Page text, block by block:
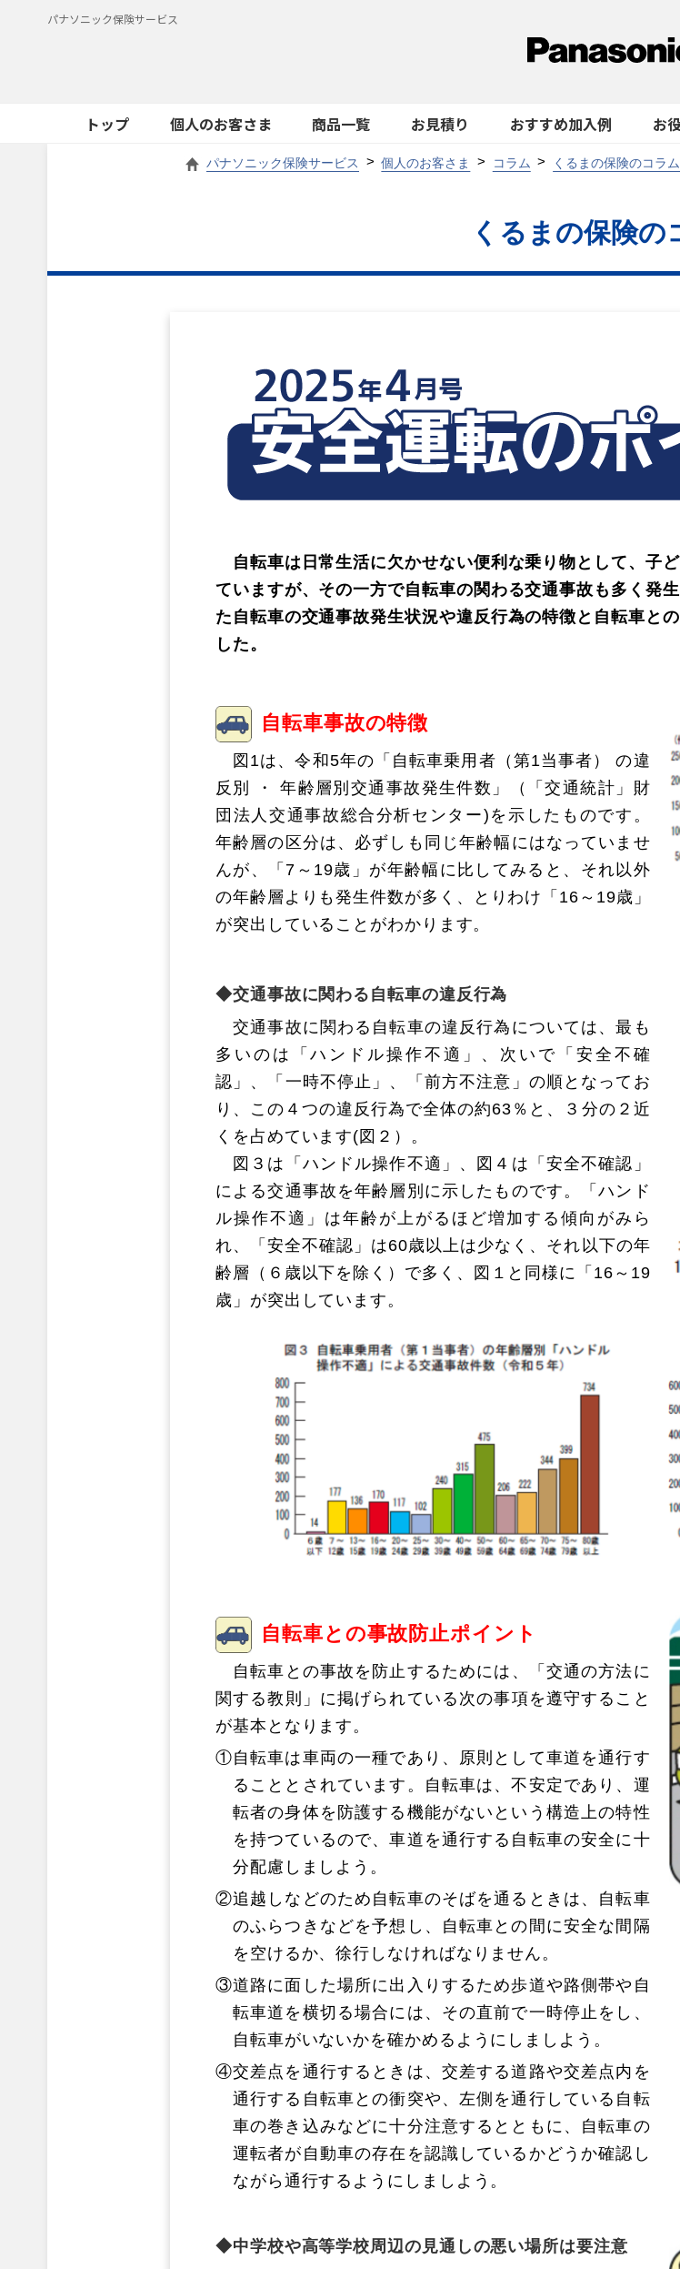
パナソニック保険サービス
トップ 個人のお客さま 商品一覧 お見積り おすすめ加入例 お
パナソニック保険サービス 個人のお客さま コラム くるまの保険のコラム
くるまの保険の
自転車は日常生活に欠かせない便利な乗り物として、子
ていますが、その一方で自転車の関わる交通事故も多く発
た自転車の交通事故発生状況や違反行為の特徴と自転車と
した。
自転車事故の特徴
図1は、令和5年の「自転車乗用者（第1当事者） の違
反別 ・ 年齢層別交通事故発生件数」（「交通統計」財
団法人交通事故総合分析センター)を示したものです。
年齢層の区分は、必ずしも同じ年齢幅にはなっていませ
んが、「7～19歳」が年齢幅に比してみると、それ以外
の年齢層よりも発生件数が多く、とりわけ「16～19歳」
が突出していることがわかります。
交通事故に関わる自転車の違反行為
交通事故に関わる自転車の違反行為については、最も
多いのは「ハンドル操作不適」、次いで「安全不確
認」、「一時不停止」、「前方不注意」の順となってお
り、この４つの違反行為で全体の約63％と、３分の２近
くを占めています(図２）。
図３は「ハンドル操作不適」、図４は「安全不確認」
による交通事故を年齢層別に示したものです。「ハンド
ル操作不適」は年齢が上がるほど増加する傾向がみら
れ、「安全不確認」は60歳以上は少なく、それ以下の年
齢層（６歳以下を除く）で多く、図１と同様に「16～19
歳」が突出しています。
自転車との事故防止ポイント
自転車との事故を防止するためには、「交通の方法に
関する教則」に掲げられている次の事項を遵守すること
が基本となります。
①自転車は車両の一種であり、原則として車道を通行す
ることとされています。自転車は、不安定であり、運
転者の身体を防護する機能がないという構造上の特性
を持つているので、車道を通行する自転車の安全に十
分配慮しましよう。
②追越しなどのため自転車のそばを通るときは、自転車
のふらつきなどを予想し、自転車との間に安全な間隔
を空けるか、徐行しなければなりません。
③道路に面した場所に出入りするため歩道や路側帯や自
転車道を横切る場合には、その直前で一時停止をし、
自転車がいないかを確かめるようにしましよう。
④交差点を通行するときは、交差する道路や交差点内を
通行する自転車との衝突や、左側を通行している自転
車の巻き込みなどに十分注意するとともに、自転車の
運転者が自動車の存在を認識しているかどうか確認し
ながら通行するようにしましよう。
中学校や高等学校周辺の 見通しの悪い場所は要注意